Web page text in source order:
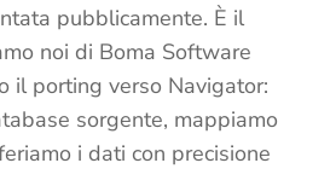
pubblicamente. È il
noi di Boma Software
il porting verso Navigator:
sorgente, mappiamo
i dati con precisione